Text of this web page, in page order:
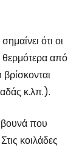
ότι οι
θερμότερα από
κ.λπ.).
βουνά που
κοιλάδες